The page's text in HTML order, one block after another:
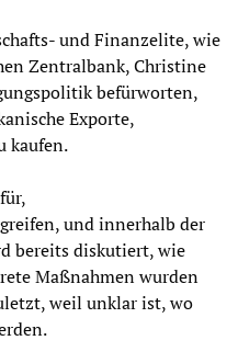
und Finanzelite, wie
Zentralbank, Christine
befürworten,
Exporte,
kaufen.
und innerhalb der
bereits diskutiert, wie
Maßnahmen wurden
weil unklar ist, wo